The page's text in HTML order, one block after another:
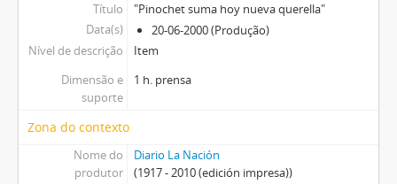
Título
"Pinochet suma hoy nueva querella"
Data(s)
20-06-2000 (Produção)
Nível de descrição
Item
Dimensão e
suporte
1 h. prensa
Zona do contexto
Nome do
produtor
Diario La Nación
(1917 - 2010 (edición impresa))